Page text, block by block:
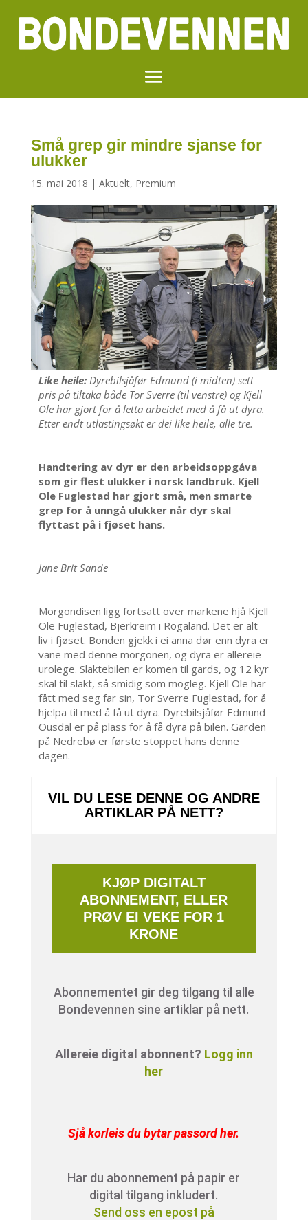
Små grep gir mindre sjanse for
ulukker
15. mai 2018 | Aktuelt, Premium
Like heile:Dyrebilsjåfør Edmund (i midten) sett
pris på tiltaka både Tor Sverre (til venstre) og Kjell
Ole har gjort for å letta arbeidet med å få ut dyra.
Etter endt utlastingsøkt er dei like heile, alle tre.
Handtering av dyr er den arbeidsoppgåva
som gir flest ulukker i norsk landbruk. Kjell
Ole Fuglestad har gjort små, men smarte
grep for å unngå ulukker når dyr skal
flyttast på i fjøset hans.
Jane Brit Sande
Morgondisen ligg fortsatt over markene hjå Kjell
Ole Fuglestad, Bjerkreim i Rogaland. Det er alt
liv i fjøset. Bonden gjekk i ei anna dør enn dyra er
vane med denne morgonen, og dyra er allereie
urolege. Slaktebilen er komen til gards, og 12 kyr
skal til slakt, så smidig som mogleg. Kjell Ole har
fått med seg far sin, Tor Sverre Fuglestad, for å
hjelpa til med å få ut dyra. Dyrebilsjåfør Edmund
Ousdal er på plass for å få dyra på bilen. Garden
på Nedrebø er første stoppet hans denne
dagen.
VIL DU LESE DENNE OG ANDRE
ARTIKLAR PÅ NETT?
KJØP DIGITALT
ABONNEMENT, ELLER
PRØV EI VEKE FOR 1
KRONE
Abonnementet gir deg tilgang til alle
Bondevennen sine artiklar på nett.
Allereie digital abonnent? Logg inn
her
Sjå korleis du bytar passord her.
Har du abonnement på papir er
digital tilgang inkludert.
Send oss en epost på